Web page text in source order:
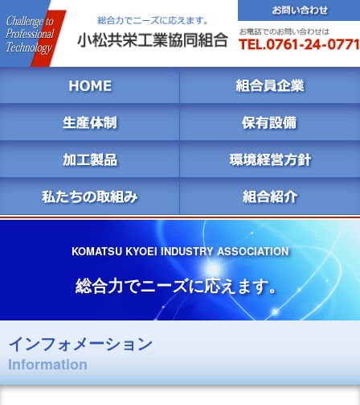
KOMATSU KYOEI INDUSTRY ASSOCIATION
総合力でニーズに応えます。
インフォメーション
Information